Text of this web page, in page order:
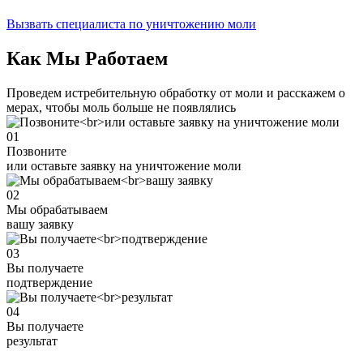
Вызвать специалиста по уничтожению моли
Как Мы Работаем
Проведем истребительную обработку от моли и расскажем о
мерах, чтобы моль больше не появлялись
01
Позвоните
или оставьте заявку на уничтожение моли
02
Мы обрабатываем
вашу заявку
03
Вы получаете
подтверждение
04
Вы получаете
результат